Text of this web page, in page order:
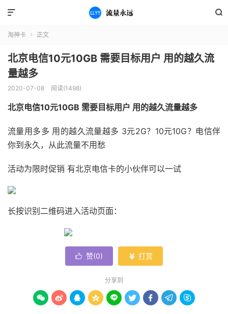


淘神卡  正文
北京电信10元10GB 需要目标用户 用的越久流
量越多
2020-07-08 阅读(1498)
北京电信10元10GB 需要目标用户 用的越久流量越多
流量用多多 用的越久流量越多 3元2G？10元10G？电信伴
你到永久，从此流量不用愁
活动为限时促销 有北京电信卡的小伙伴可以一试
长按识别二维码进入活动页面：
 赞(0)  打赏
分享到
        